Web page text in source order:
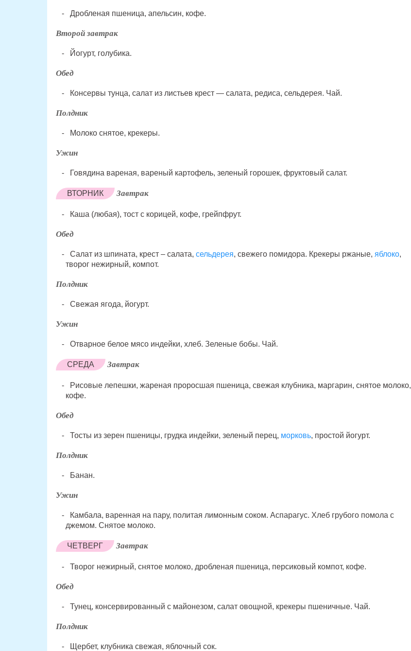
Дробленая пшеница, апельсин, кофе.
Второй завтрак
Йогурт, голубика.
Обед
Консервы тунца, салат из листьев крест — салата, редиса, сельдерея. Чай.
Полдник
Молоко снятое, крекеры.
Ужин
Говядина вареная, вареный картофель, зеленый горошек, фруктовый салат.
ВТОРНИК Завтрак
Каша (любая), тост с корицей, кофе, грейпфрут.
Обед
Салат из шпината, крест – салата, сельдерея, свежего помидора. Крекеры ржаные, яблоко,
творог нежирный, компот.
Полдник
Свежая ягода, йогурт.
Ужин
Отварное белое мясо индейки, хлеб. Зеленые бобы. Чай.
СРЕДА Завтрак
Рисовые лепешки, жареная проросшая пшеница, свежая клубника, маргарин, снятое молоко,
кофе.
Обед
Тосты из зерен пшеницы, грудка индейки, зеленый перец, морковь, простой йогурт.
Полдник
Банан.
Ужин
Камбала, варенная на пару, политая лимонным соком. Аспарагус. Хлеб грубого помола с
джемом. Снятое молоко.
ЧЕТВЕРГ Завтрак
Творог нежирный, снятое молоко, дробленая пшеница, персиковый компот, кофе.
Обед
Тунец, консервированный с майонезом, салат овощной, крекеры пшеничные. Чай.
Полдник
Щербет, клубника свежая, яблочный сок.